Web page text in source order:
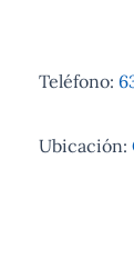
Teléfono:
Ubicación: